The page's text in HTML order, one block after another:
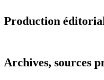
Production
Archives, sources